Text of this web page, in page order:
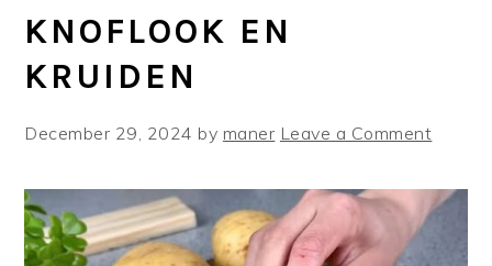
KNOFLOOK EN
KRUIDEN
December 29, 2024 by maner Leave a Comment